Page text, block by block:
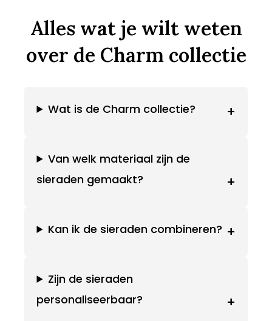
Alles wat je wilt weten
over de Charm collectie
Wat is de Charm collectie? +
Van welk materiaal zijn de
sieraden gemaakt?
+
Kan ik de sieraden combineren? +
Zijn de sieraden
personaliseerbaar?
+